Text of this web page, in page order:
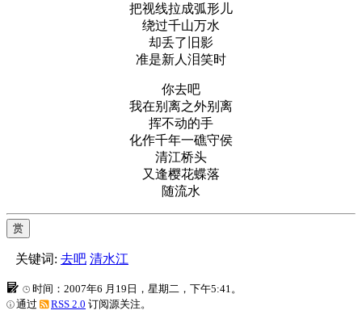
把视线拉成弧形儿
绕过千山万水
却丢了旧影
准是新人泪笑时
你去吧
我在别离之外别离
挥不动的手
化作千年一礁守侯
清江桥头
又逢樱花蝶落
随流水
赏
关键词: 去吧 清水江
时间：2007年6 月19日，星期二，下午5:41。
通过
RSS 2.0 订阅源关注。